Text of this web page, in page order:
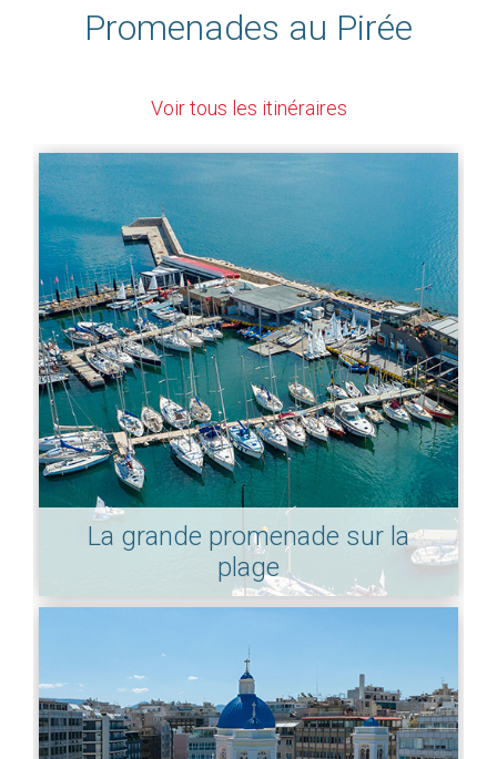
Promenades au Pirée
Voir tous les itinéraires
La grande promenade sur la
plage